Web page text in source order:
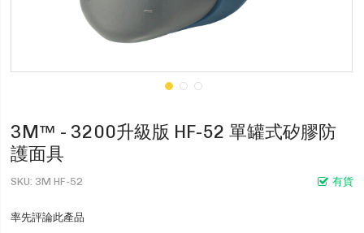
3M™ - 3200升級版 HF-52 單罐式矽膠防
護面具
有貨
SKU 3M HF-52
率先評論此產品